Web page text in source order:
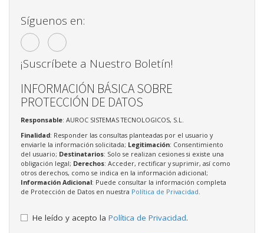
Síguenos en:
¡Suscríbete a Nuestro Boletín!
INFORMACIÓN BÁSICA SOBRE
PROTECCIÓN DE DATOS
Responsable: AUROC SISTEMAS TECNOLOGICOS, S.L.
Finalidad: Responder las consultas planteadas por el usuario y
enviarle la información solicitada; Legitimación: Consentimiento
del usuario; Destinatarios: Solo se realizan cesiones si existe una
obligación legal; Derechos: Acceder, rectificar y suprimir, así como
otros derechos, como se indica en la información adicional;
Información Adicional: Puede consultar la información completa
de Protección de Datos en nuestra Política de Privacidad.
He leído y acepto la Política de Privacidad.